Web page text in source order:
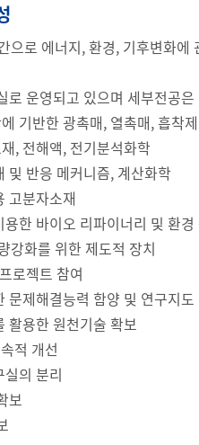
으로 에너지, 환경, 기후변화
로 운영되고 있으며 세부전공
기반한 광촉매, 열촉매, 흡착
, 전해액, 전기분석화학
및 반응 메커니즘, 계산화학
고분자소재
용한 바이오 리파이너리 및 환경
강화를 위한 제도적 장치
로젝트 참여
문제해결능력 함양 및 연구지도
활용한 원천기술 확보
적 개선
의 분리
보